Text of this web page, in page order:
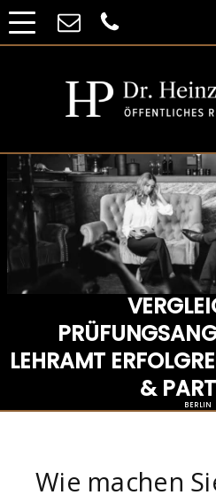
LEHRAMT
&
BERLIN
Wie machen